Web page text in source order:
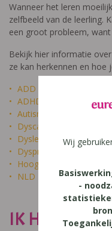
Wanneer het leren
zelfbeeld van de leerling.
een groot probleem,
Bekijk hier informatie
ze kan herkennen en hoe
ADD
ADHD
Autisme
Dyscalculie
Dyslexie
Dyspraxie
Hoogbegaafdheid
NLD
IK HEET
Wij
-